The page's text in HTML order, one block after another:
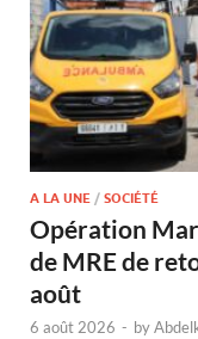
A LA UNE / SOCIÉTÉ
Opération
de MRE de
août
6 août 2026 - by